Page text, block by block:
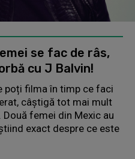
se fac de râs,
cu J Balvin!
poți filma în timp ce faci
câștigă tot mai mult
femei din Mexic au
exact despre ce este